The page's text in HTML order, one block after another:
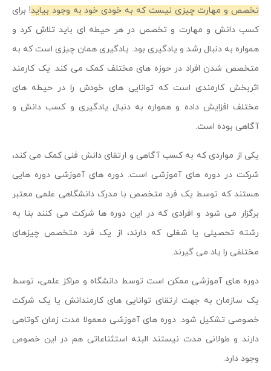
تخصص و مهارت چیزی نیست که به خودی خود به وجود بیاید! برای
کسب دانش و مهارت و تخصص در هر حیطه ای باید تلاش کرد و
همواره به دنبال رشد و یادگیری بود. یادگیری همان چیزی است که به
متخصص شدن افراد در حوزه های مختلف کمک می کند. یک کارمند
اثربخش کارمندی است که توانایی های خودش را در حیطه های
مختلف افزایش داده و همواره به دنبال یادگیری و کسب دانش و
آگاهی بوده است.
یکی از مواردی که به کسب آگاهی و ارتقای دانش فنی کمک می کند،
شرکت در دوره های آموزشی است. دوره های آموزشی دوره هایی
هستند که توسط یک فرد متخصص با مدرک دانشگاهی علمی معتبر
برگزار می شود و افرادی که در این دوره ها شرکت می کنند بنا به
رشته تحصیلی یا شغلی که دارند، از یک فرد متخصص چیزهای
مختلفی را یاد می گیرند.
دوره های آموزشی ممکن است توسط دانشگاه و مراکز علمی، توسط
یک سازمان به جهت ارتقای توانایی های کارمندانش یا یک شرکت
خصوصی تشکیل شود. دوره های آموزشی معمولا مدت زمان کوتاهی
دارند و طولانی مدت نیستند البته استثناعاتی هم در این خصوص
وجود دارد.